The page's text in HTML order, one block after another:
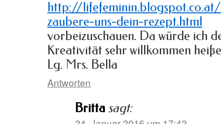
http://
zaubere-uns-dein-rezept.html
vorbeizuschauen. Da würde ich
Kreativität sehr willkommen
Lg. Mrs. Bella
Antworten
Britta sagt: